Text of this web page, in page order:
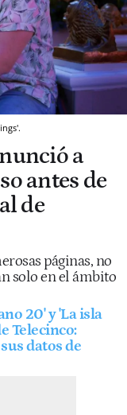
a
antes de
de
páginas, no
solo en el ámbito
20' y 'La isla
Telecinco:
datos de